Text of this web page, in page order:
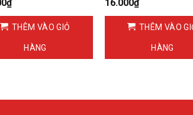
₫
THÊM VÀO GIỎ
HÀNG
16.000₫
THÊM VÀO
HÀNG